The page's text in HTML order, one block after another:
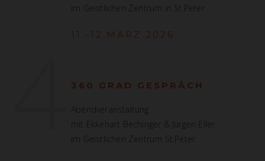
im Geistlichen Zentrum in St.Peter
11.-12.MÄRZ 2026
360 GRAD GESPRÄCH
Abendveranstaltung
mit Ekkehart Bechinger & Jürgen Eller
im Geistlichen Zentrum St.Peter